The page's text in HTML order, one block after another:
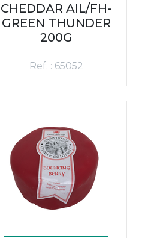
CHEDDAR AIL/FH-
GREEN THUNDER
200G
Ref. : 65052